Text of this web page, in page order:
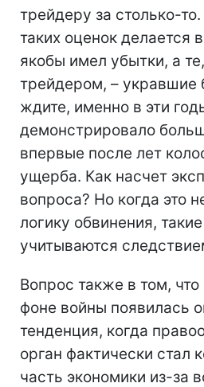
трейдеру за столько-
таких оценок делается
якобы имел убытки, а
трейдером, – укравшие
ждите, именно в эти
демонстрировало
впервые после лет
ущерба. Как насчет
вопроса? Но когда это
логику обвинения,
учитываются
Вопрос также в том, что
фоне войны появилась
тенденция, когда
орган фактически стал
часть экономики из-за